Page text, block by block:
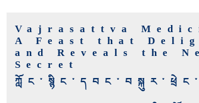
Vajrasattva
A Feast that
and Reveals the
Secret